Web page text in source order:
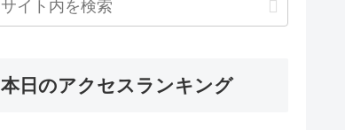
本日のアクセスランキング